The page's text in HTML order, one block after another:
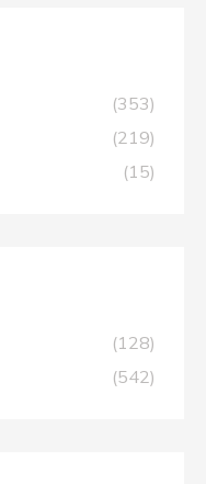
(353)
(219)
(15)
(128)
(542)